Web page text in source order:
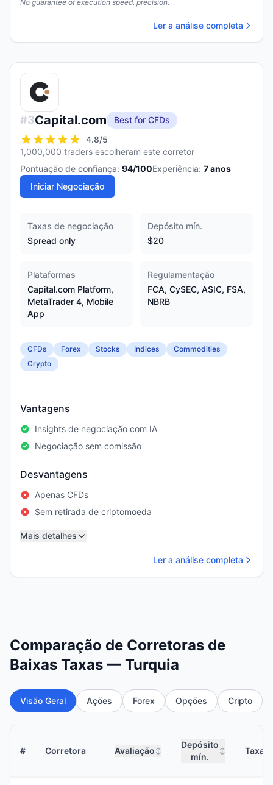
No guarantee of execution speed, precision.
Ler a análise completa
#3Capital.com
Best for CFDs
4.8/5
1,000,000 traders escolheram este corretor
Pontuação de confiança: 94/100Experiência: 7anos
Iniciar Negociação
Taxas de negociação
Spread only
Depósito mín.
$20
Plataformas
Capital.com Platform,
MetaTrader 4, Mobile
App
Regulamentação
FCA, CySEC, ASIC, FSA,
NBRB
CFDs Forex Stocks Indices
Commodities
Crypto
Vantagens
Insights de negociação com IA
Negociação sem comissão
Desvantagens
Apenas CFDs
Sem retirada de criptomoeda
Mais detalhes
Ler a análise completa
Comparação de Corretoras de
Baixas Taxas — Turquia
Visão Geral Ações Forex Opções Cripto
# Corretora Avaliação ↕
Depósito
mín.
↕ Taxas